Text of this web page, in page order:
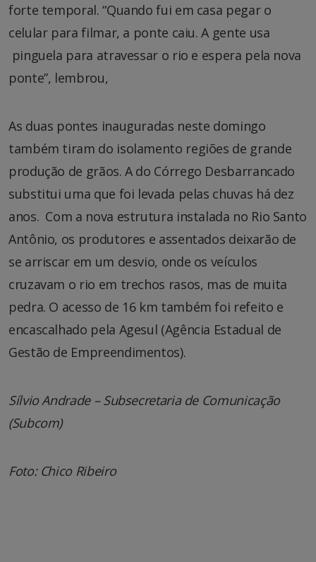
forte temporal. “Quando fui em casa pegar o
celular para filmar, a ponte caiu. A gente usa
pinguela para atravessar o rio e espera pela nova
ponte”, lembrou,
As duas pontes inauguradas neste domingo
também tiram do isolamento regiões de grande
produção de grãos. A do Córrego Desbarrancado
substitui uma que foi levada pelas chuvas há dez
anos. Com a nova estrutura instalada no Rio Santo
Antônio, os produtores e assentados deixarão de
se arriscar em um desvio, onde os veículos
cruzavam o rio em trechos rasos, mas de muita
pedra. O acesso de 16 km também foi refeito e
encascalhado pela Agesul (Agência Estadual de
Gestão de Empreendimentos).
Sílvio Andrade – Subsecretaria de Comunicação
(Subcom)
Foto: Chico Ribeiro